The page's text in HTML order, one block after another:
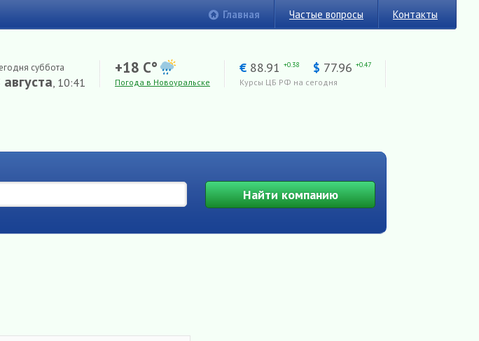
Главная Частые вопросы Контакты
суббота
августа, 10:41
+18 C°
Погода в Новоуральске
€ 88.91 +0.38 $ 77.96 +0.47
Курсы ЦБ РФ на сегодня
Найтикомпанию